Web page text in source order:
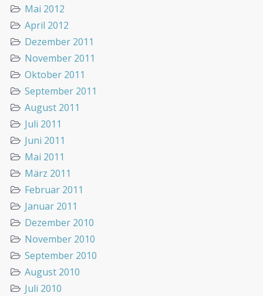
Mai 2012
April 2012
Dezember 2011
November 2011
Oktober 2011
September 2011
August 2011
Juli 2011
Juni 2011
Mai 2011
März 2011
Februar 2011
Januar 2011
Dezember 2010
November 2010
September 2010
August 2010
Juli 2010